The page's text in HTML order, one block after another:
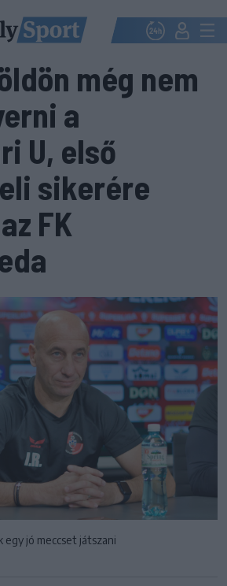
még nem
a
U, első
sikerére
FK
jó meccset játszani